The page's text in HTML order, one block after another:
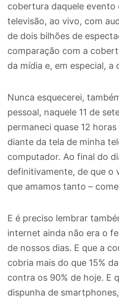
cobertura daquele
televisão, ao vivo, com
de dois bilhões de
comparação com a
da mídia e, em especial, a
Nunca esquecerei,
pessoal, naquele 11 de
permaneci quase 12
diante da tela de minha
computador. Ao final do
definitivamente, de que o
que amamos tanto –
E é preciso lembrar
internet ainda não era o
de nossos dias. E que a
cobria mais do que 15%
contra os 90% de hoje. E
dispunha de